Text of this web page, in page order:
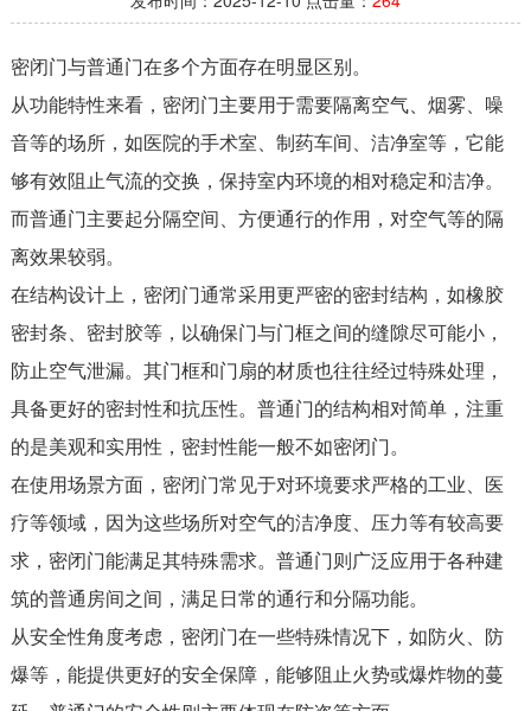
密闭门与普通门在多个方面存在明显区别。
从功能特性来看，密闭门主要用于需要隔离空气、烟雾、噪
音等的场所，如医院的手术室、制药车间、洁净室等，它能
够有效阻止气流的交换，保持室内环境的相对稳定和洁净。
而普通门主要起分隔空间、方便通行的作用，对空气等的隔
离效果较弱。
在结构设计上，密闭门通常采用更严密的密封结构，如橡胶
密封条、密封胶等，以确保门与门框之间的缝隙尽可能小，
防止空气泄漏。其门框和门扇的材质也往往经过特殊处理，
具备更好的密封性和抗压性。普通门的结构相对简单，注重
的是美观和实用性，密封性能一般不如密闭门。
在使用场景方面，密闭门常见于对环境要求严格的工业、医
疗等领域，因为这些场所对空气的洁净度、压力等有较高要
求，密闭门能满足其特殊需求。普通门则广泛应用于各种建
筑的普通房间之间，满足日常的通行和分隔功能。
从安全性角度考虑，密闭门在一些特殊情况下，如防火、防
爆等，能提供更好的安全保障，能够阻止火势或爆炸物的蔓